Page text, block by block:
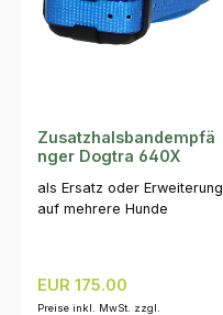
Zusatzhalsbandempfä
nger Dogtra 640X
als Ersatz oder Erweiterung
auf mehrere Hunde
Regulärer Preis:
EUR 175.00
Preise inkl. MwSt. zzgl.